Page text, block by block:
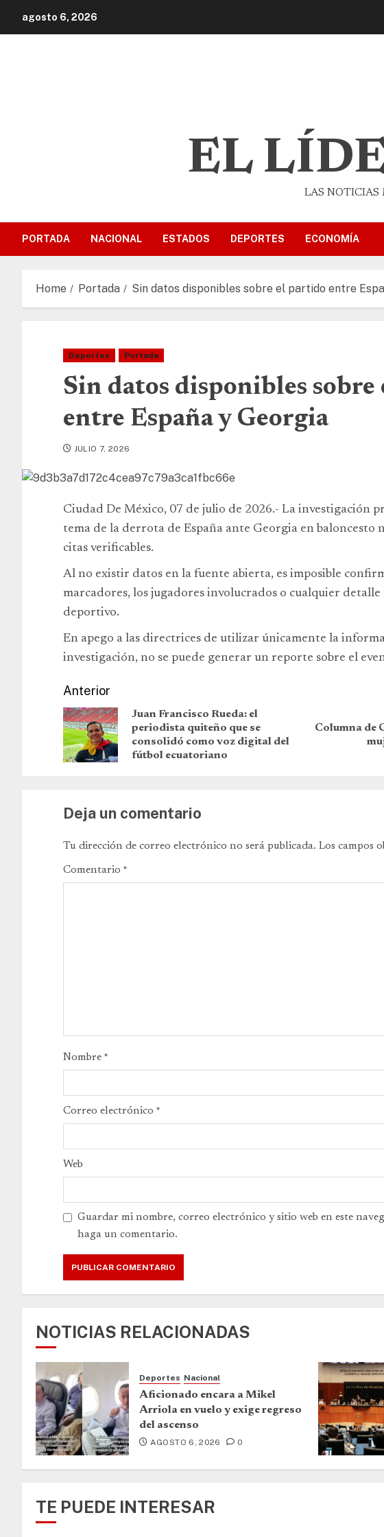
agosto 6, 2026
EL
LAS NOTICIAS
PORTADA NACIONAL ESTADOS DEPORTES ECONOMÍA
Home Portada Sin datos disponibles sobre el partido entre
Deportes Portada
Sin datos disponibles
entre España y Georgia
JULIO 7, 2026
Ciudad De México, 07 de julio de 2026.- La investigación
tema de la derrota de España ante Georgia en baloncesto
citas verificables.
Al no existir datos en la fuente abierta, es imposible
marcadores, los jugadores involucrados o cualquier
deportivo.
En apego a las directrices de utilizar únicamente la
investigación, no se puede generar un reporte sobre el
Anterior
Juan Francisco Rueda: el
periodista quiteño que se
consolidó como voz digital del
fútbol ecuatoriano
Columna de
Deja un comentario
Tu dirección de correo electrónico no será publicada. Los campos
Comentario *
Nombre *
Correo electrónico *
Web
Guardar mi nombre, correo electrónico y sitio web en este
haga un comentario.
NOTICIAS RELACIONADAS
Deportes Nacional
Aficionado encara a Mikel
Arriola en vuelo y exige regreso
del ascenso
AGOSTO 6, 2026 0
TE PUEDE INTERESAR